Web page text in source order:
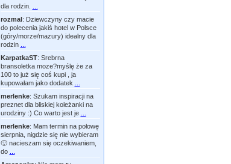
dla rodzin.
rozmal: Dziewczyny czy macie
do polecenia jakiś hotel w Polsce
(góry/morze/mazury) idealny dla
rodzin
KarpatkaST: Srebrna
bransoletka moze?myślę że za
100 to już się coś kupi , ja
kupowałam jako dodatek
merlenke: Szukam inspiracji na
preznet dla bliskiej koleżanki na
urodziny :) Co warto jest je
merlenke: Mam termin na połowę
sierpnia, nigdzie się nie wybieram
🙂 nacieszam się oczekiwaniem,
do